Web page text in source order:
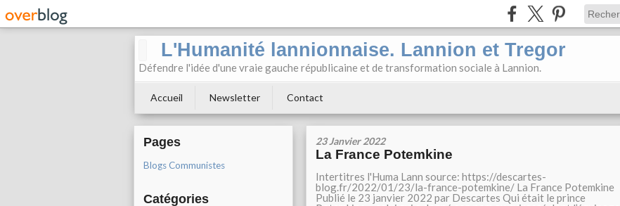
L'Humanité lannionnaise. Lannion et Tregor
Défendre l'idée d'une vraie gauche républicaine et de transformation sociale à Lannion.
Accueil Newsletter Contact
Pages
Blogs Communistes
Catégories
23 Janvier 2022
La France Potemkine
Intertitres l'Huma Lann source: https://descartes-
blog.fr/2022/01/23/la-france-potemkine/ La France Potemkine
Publié le 23 janvier 2022 par Descartes Qui était le prince